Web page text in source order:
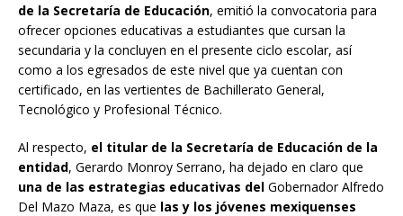
de la Secretaría de Educación, emitió la convocatoria para
ofrecer opciones educativas a estudiantes que cursan la
secundaria y la concluyen en el presente ciclo escolar, así
como a los egresados de este nivel que ya cuentan con
certificado, en las vertientes de Bachillerato General,
Tecnológico y Profesional Técnico.
Al respecto, el titular de la Secretaría de Educación de la
entidad, Gerardo Monroy Serrano, ha dejado en claro que
una de las estrategias educativas del Gobernador Alfredo
Del Mazo Maza, es que las y los jóvenes mexiquenses